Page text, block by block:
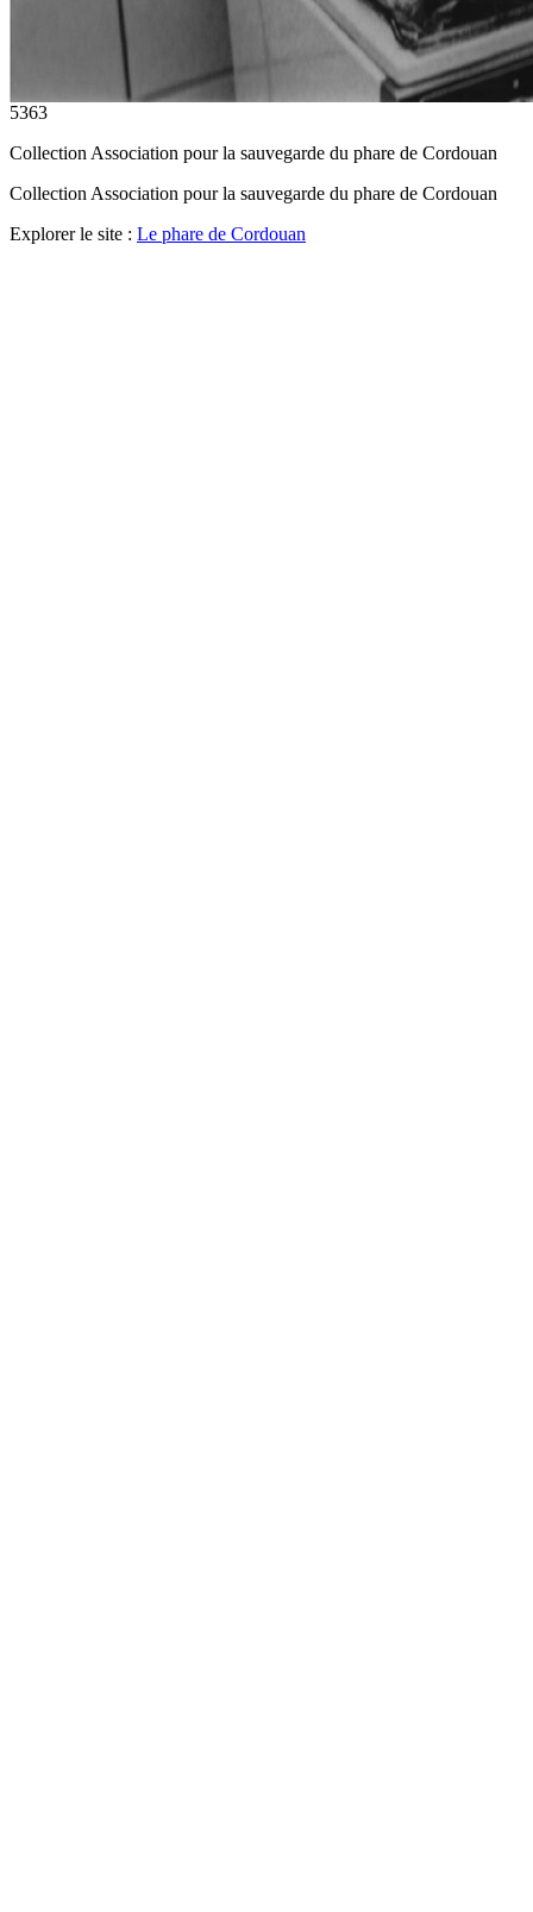
5363
Collection Association pour la sauvegarde du phare de Cordouan
Collection Association pour la sauvegarde du phare de Cordouan
Explorer le site : Le phare de Cordouan